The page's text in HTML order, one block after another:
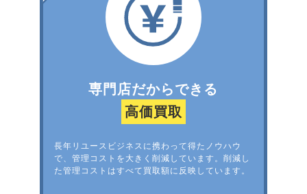
専門店だからできる
高価買取
長年リユースビジネスに携わって得たノウハウ
で、管理コストを大きく削減しています。削減し
た管理コストはすべて買取額に反映しています。